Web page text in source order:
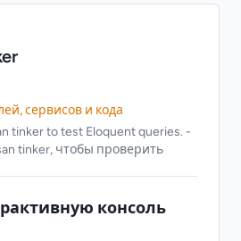
сервисов и кода
tinker to test Eloquent queries. -
tinker, чтобы проверить
консоль